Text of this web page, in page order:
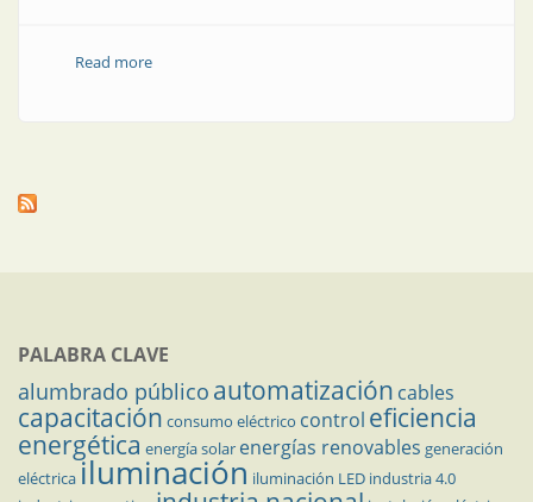
Read moreabout Bahía Blanca: avanzan los proyectos de
PALABRA CLAVE
alumbrado público automatización cables
capacitación consumo eléctrico control eficiencia
energética energía solar energías renovables generación
eléctricailuminación iluminación LED industria 4.0